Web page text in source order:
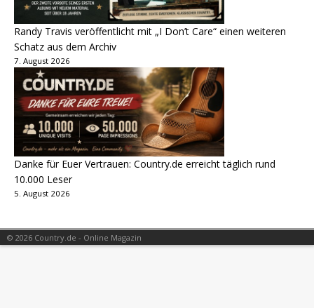
Randy Travis veröffentlicht mit „I Don’t Care“ einen weiteren
Schatz aus dem Archiv
7. August 2026
Danke für Euer Vertrauen: Country.de erreicht täglich rund
10.000 Leser
5. August 2026
© 2026 Country.de - Online Magazin